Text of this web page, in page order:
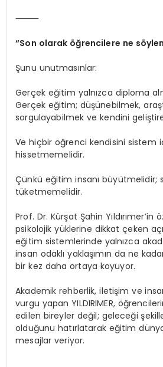
⸻
“Son olarak öğrencilere ne
Şunu unutmasınlar:
Gerçek eğitim yalnızca diploma
Gerçek eğitim; düşünebilmek,
sorgulayabilmek ve kendini
Ve hiçbir öğrenci kendisini sistem
hissetmemelidir.
Çünkü eğitim insanı büyütmelidir;
tüketmemelidir.
Prof. Dr. Kürşat Şahin
psikolojik yüklerine dikkat çeken
eğitim sistemlerinde yalnızca
insan odaklı yaklaşımın da ne
bir kez daha ortaya koyuyor.
Akademik rehberlik, iletişim ve
vurgu yapan YILDIRIMER,
edilen bireyler değil; geleceği
olduğunu hatırlatarak eğitim
mesajlar veriyor.